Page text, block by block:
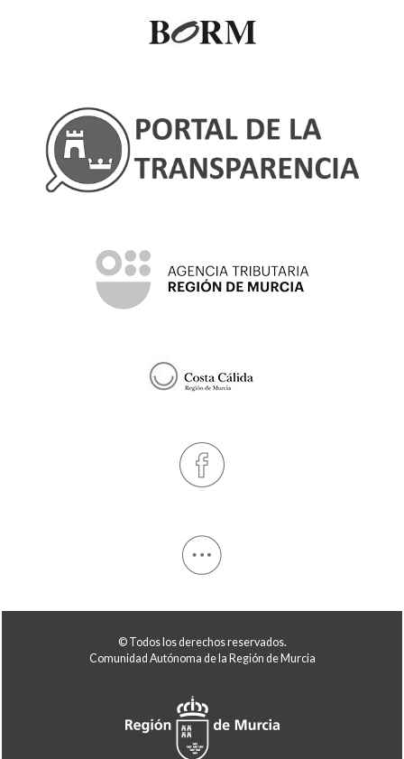
© Todos los derechos reservados.
Comunidad Autónoma de la Región de Murcia